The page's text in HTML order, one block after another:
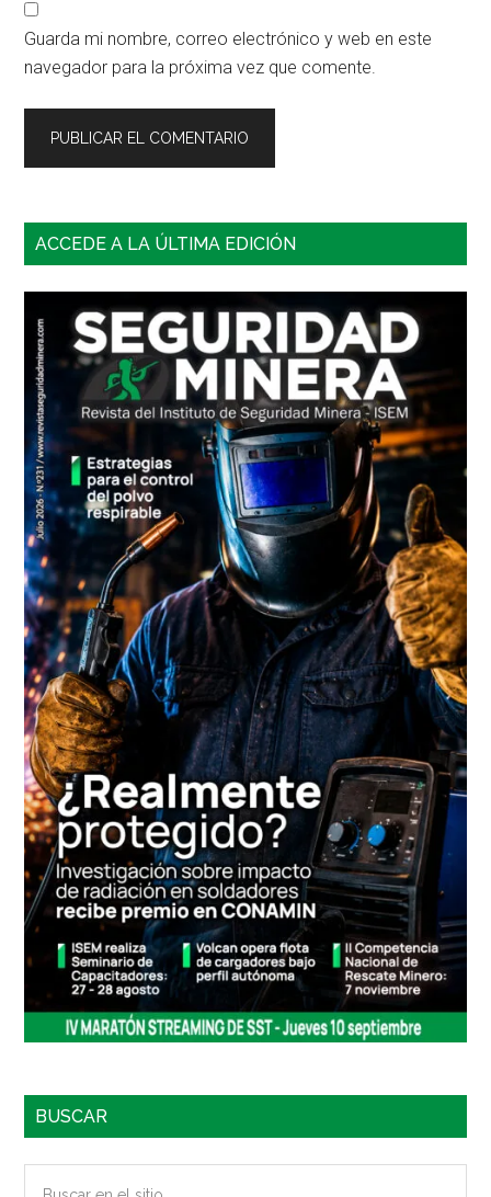
Guarda mi nombre, correo electrónico y web en este
navegador para la próxima vez que comente.
Barra
principal
ACCEDE A LA ÚLTIMA EDICIÓN
BUSCAR